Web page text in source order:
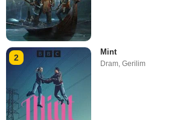
2
Mint
Dram ,Gerilim